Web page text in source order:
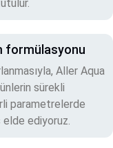
formülasyonu
Aller Aqua
sürekli
parametrelerde
ediyoruz.